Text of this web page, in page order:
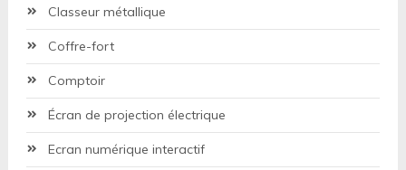
Classeur métallique
Coffre-fort
Comptoir
Écran de projection électrique
Ecran numérique interactif